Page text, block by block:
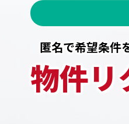
匿名で希望条件
物件リ